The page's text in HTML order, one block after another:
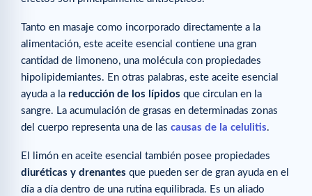
Tanto en masaje como incorporado directamente a la
alimentación, este aceite esencial contiene una gran
cantidad de limoneno, una molécula con propiedades
hipolipidemiantes. En otras palabras, este aceite esencial
ayuda a la reducción de los lípidos que circulan en la
sangre. La acumulación de grasas en determinadas zonas
del cuerpo representa una de las causas de la celulitis.
El limón en aceite esencial también posee propiedades
diuréticas y drenantes que pueden ser de gran ayuda en el
día a día dentro de una rutina equilibrada. Es un aliado